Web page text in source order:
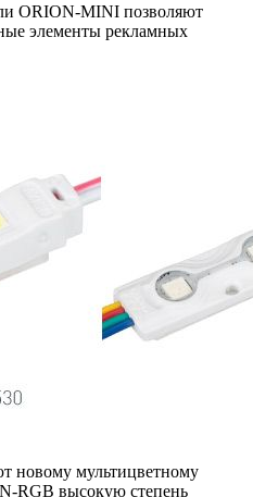
ORION-MINI позволяют
элементы рекламных
новому мультицветному
RGB высокую степень